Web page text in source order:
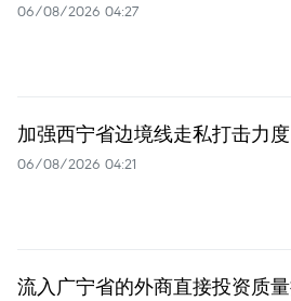
06/08/2026 04:27
加强西宁省边境线走私打击力度
06/08/2026 04:21
流入广宁省的外商直接投资质